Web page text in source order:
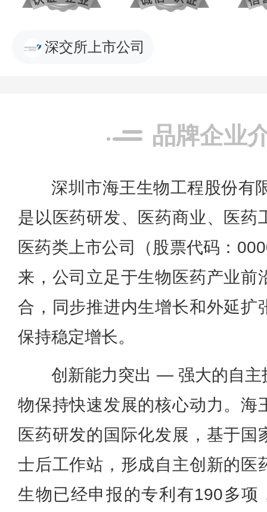
深交所上市公司
品牌企业
深圳市海王生物工程股份有
是以医药研发、医药商业、医药
医药类上市公司（股票代码：
来，公司立足于生物医药产业前
合，同步推进内生增长和外延扩
保持稳定增长。
创新能力突出 — 强大的自主
物保持快速发展的核心动力。海
医药研发的国际化发展，基于国
士后工作站，形成自主创新的医
生物已经申报的专利有190多项